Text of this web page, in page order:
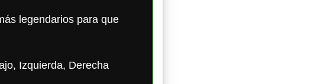
legendarios para que
Izquierda, Derecha